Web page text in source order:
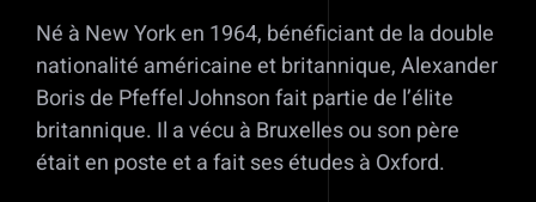
Né à New York en 1964, bénéficiant de la double
nationalité américaine et britannique, Alexander
Boris de Pfeffel Johnson fait partie de l’élite
britannique. Il a vécu à Bruxelles ou son père
était en poste et a fait ses études à Oxford.